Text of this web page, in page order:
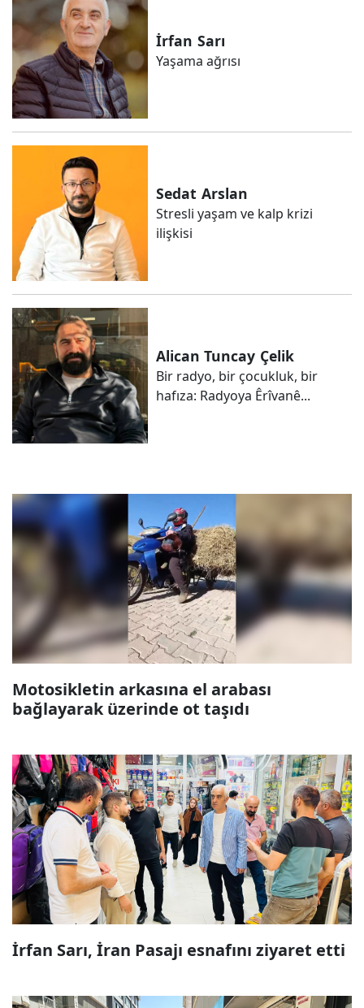
İrfan Sarı
Yaşama ağrısı
Sedat Arslan
Stresli yaşam ve kalp krizi
ilişkisi
Alican Tuncay Çelik
Bir radyo, bir çocukluk, bir
hafıza: Radyoya Êrîvanê...
Motosikletin arkasına el arabası
bağlayarak üzerinde ot taşıdı
İrfan Sarı, İran Pasajı esnafını ziyaret etti